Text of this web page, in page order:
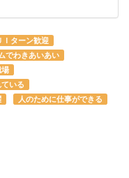
Ｉターン歓迎
でわきあいあい
いる
人のために仕事ができる